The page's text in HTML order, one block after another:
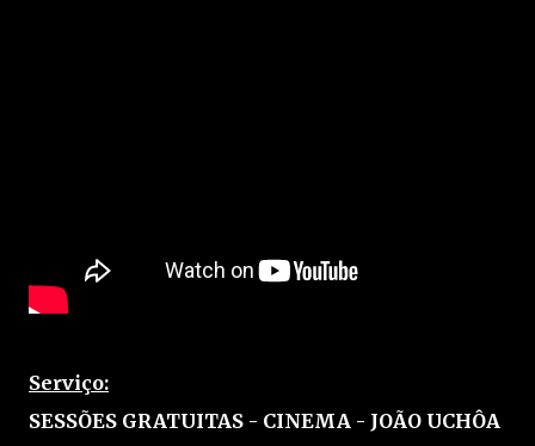
Serviço:
SESSÕES GRATUITAS - CINEMA - JOÃO UCHÔA